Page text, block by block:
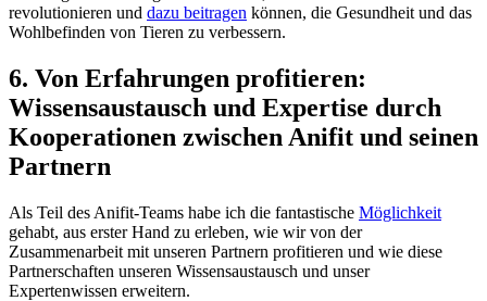
revolutionieren und⁢ dazu beitragen können, die Gesundheit und das
Wohlbefinden von ⁢Tieren zu verbessern.
6. Von Erfahrungen profitieren:
Wissensaustausch und Expertise durch
Kooperationen zwischen Anifit ⁣und⁤ seinen
Partnern
Als Teil des ‌Anifit-Teams habe ich die fantastische Möglichkeit
gehabt, aus erster Hand⁢ zu erleben, wie⁣ wir von ⁣der
Zusammenarbeit⁤ mit unseren Partnern profitieren und wie diese
Partnerschaften unseren Wissensaustausch und⁢ unser
Expertenwissen erweitern.